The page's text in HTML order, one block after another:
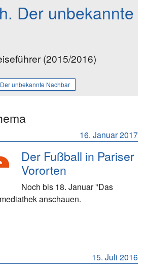
Der unbekannte
(2015/2016)
unbekannte Nachbar
16. Januar 2017
Der Fußball in Pariser
Vororten
Noch bis 18. Januar "Das
anschauen.
15. Juli 2016